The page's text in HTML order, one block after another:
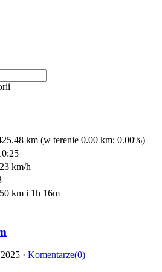
km (w terenie 0.00 km; 0.00%)
km/h
km i 1h 16m
· Komentarze(0)